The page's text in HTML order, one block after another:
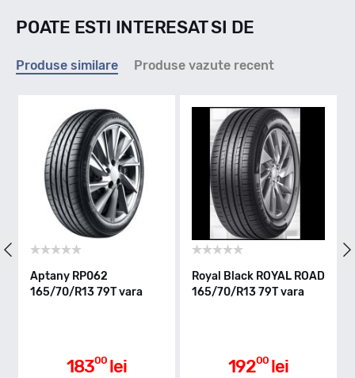
Indice viteza
T - max 190km/h
Indice greutate
Aderenta pe carosabil ud
POATE ESTI INTERESAT SI DE
Produse similare Produse vazute recent
Black ROYAL ROAD
70/R13 79T vara
00 lei
Matador MP47
HECTORRA 3
00 lei
Viking